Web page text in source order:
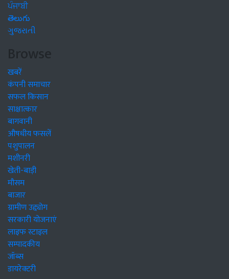
ਪੰਜਾਬੀ
తెలుగు
ગુજરાતી
Browse
खबरें
कंपनी समाचार
सफल किसान
साक्षात्कार
बागवानी
औषधीय फसलें
पशुपालन
मशीनरी
खेती-बाड़ी
मौसम
बाजार
ग्रामीण उद्द्योग
सरकारी योजनाएं
लाइफ स्टाइल
सम्पादकीय
जॉब्स
डायरेक्टरी